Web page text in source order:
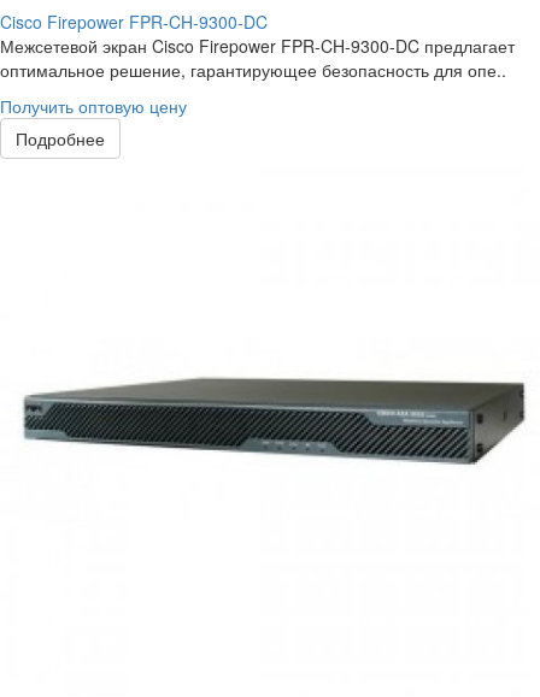
Cisco Firepower FPR-CH-9300-DC
Межсетевой экран Cisco Firepower FPR-CH-9300-DC предлагает
оптимальное решение, гарантирующее безопасность для опе..
Получить оптовую цену
Подробнее